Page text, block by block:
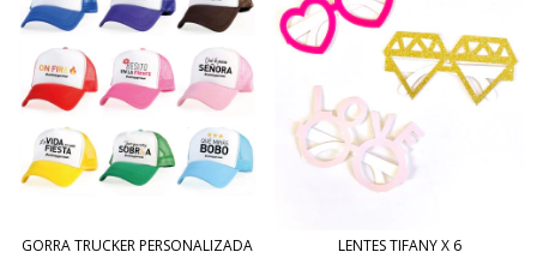
GORRA TRUCKER PERSONALIZADA LENTES TIFANY X 6